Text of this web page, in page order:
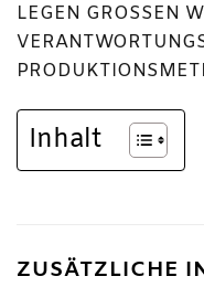
LEGEN GROSSEN
Inhalt
ZUSÄTZLICHE